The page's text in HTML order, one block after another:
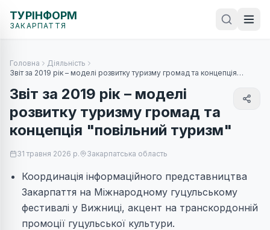
ТУРІНФОРМ
ЗАКАРПАТТЯ
Головна
Діяльність
Звіт за 2019 рік – моделі розвитку туризму громад та концепція
Звіт за 2019 рік – моделі
розвитку туризму громад та
концепція "повільний туризм"
31 травня 2026 р. Закарпатська область
Координація інформаційного представництва
Закарпаття на Міжнародному гуцульському
фестивалі у Вижниці, акцент на транскордонній
промоції гуцульської культури.